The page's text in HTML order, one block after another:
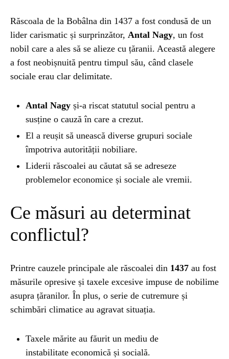
Răscoala de la Bobâlna din 1437 a fost condusă de un
lider carismatic și surprinzător, Antal Nagy, un fost
nobil care a ales să se alieze cu țăranii. Această alegere
a fost neobișnuită pentru timpul său, când clasele
sociale erau clar delimitate.
Antal Nagy și-a riscat statutul social pentru a
susține o cauză în care a crezut.
El a reușit să unească diverse grupuri sociale
împotriva autorității nobiliare.
Liderii răscoalei au căutat să se adreseze
problemelor economice și sociale ale vremii.
Ce măsuri au determinat
conflictul?
Printre cauzele principale ale răscoalei din 1437 au fost
măsurile opresive și taxele excesive impuse de nobilime
asupra țăranilor. În plus, o serie de cutremure și
schimbări climatice au agravat situația.
Taxele mărite au făurit un mediu de
instabilitate economică și socială.
NATURĂ 1 year ago
Barajul Trei Defileuri a Încetinit Rotația
Pământului: Mit sau Realitate?
BLOG 2 years ago
Seriale turcesti:Top 5 cele mai bune seriale
BLOG 2 years ago
Espressor paduri Senseo blocat?Afla cum îl
poti debloca
ȘTIINȚA 1 year ago
Ai simțit vreodată deja-vu? Află de ce se
întâmplă